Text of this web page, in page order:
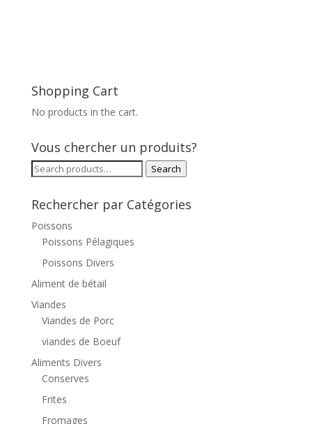
Shopping Cart
No products in the cart.
Vous chercher un produits?
Search
Search
Rechercher par Catégories
Poissons
Poissons Pélagiques
Poissons Divers
Aliment de bétail
Viandes
Viandes de Porc
viandes de Boeuf
Aliments Divers
Conserves
Frites
Fromages